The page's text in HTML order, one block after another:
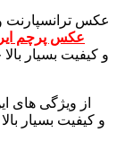
عکس ترانسپارنت
عکس پرچم
از ویژگی های